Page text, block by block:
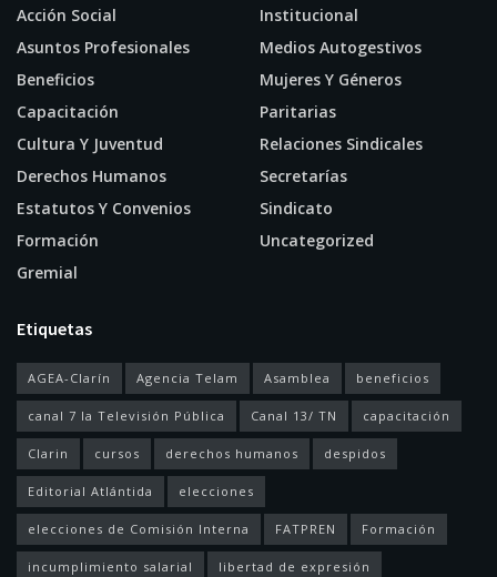
Acción Social
Asuntos Profesionales
Beneficios
Capacitación
Cultura Y Juventud
Derechos Humanos
Estatutos Y Convenios
Formación
Gremial
Institucional
Medios Autogestivos
Mujeres Y Géneros
Paritarias
Relaciones Sindicales
Secretarías
Sindicato
Uncategorized
Etiquetas
AGEA-Clarín Agencia Telam Asamblea beneficios
canal 7 la Televisión Pública Canal 13/ TN capacitación
Clarin cursos derechos humanos despidos
Editorial Atlántida elecciones
elecciones de Comisión Interna FATPREN Formación
incumplimiento salarial libertad de expresión